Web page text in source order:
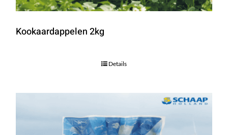
Kookaardappelen 2kg
Details